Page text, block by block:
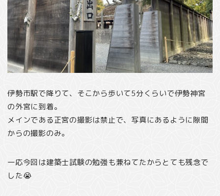
伊勢市駅で降りて、そこから歩いて5分くらいで伊勢神宮
の外宮に到着。
メインである正宮の撮影は禁止で、写真にあるように隙間
からの撮影のみ。
一応今回は建築士試験の勉強も兼ねてたからとても残念で
した😭